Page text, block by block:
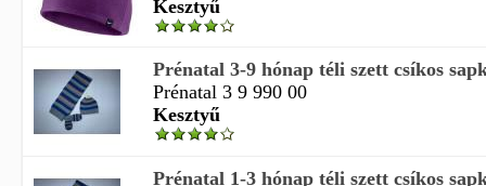
Kesztyű
Prénatal 3-9 hónap téli szett csíkos
Prénatal 3 9 990 00
Kesztyű
Prénatal 1-3 hónap téli szett csíkos